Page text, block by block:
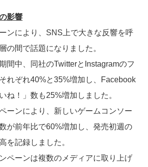
影響
ンにより、SNS上で大きな反響を呼
の間で話題になりました。
間中、同社のTwitterとInstagramのフ
れぞれ40%と35%増加し、Facebook
ね！」数も25%増加しました。
ーンにより、新しいゲームコンソー
が前年比で60%増加し、発売初週の
を記録しました。
ペーンは複数のメディアに取り上げ